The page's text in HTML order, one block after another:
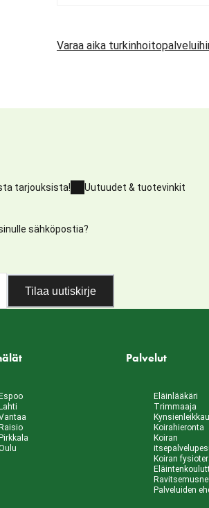
Varaa aika
tarjouksista! Uutuudet & tuotevinkit
sähköpostia?
Tilaa uutiskirje
Palvelut
Eläinlääkäri
Trimmaaja
Koirahieronta
Koiran
Koiran
Palveluiden